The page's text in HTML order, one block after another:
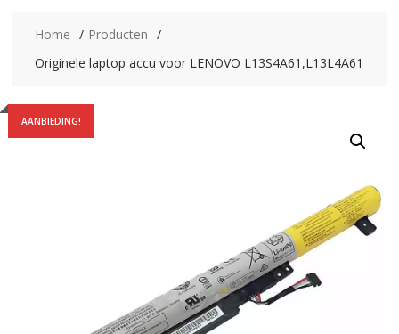
Home
Producten
Originele laptop accu voor LENOVO L13S4A61,L13L4A61
AANBIEDING!